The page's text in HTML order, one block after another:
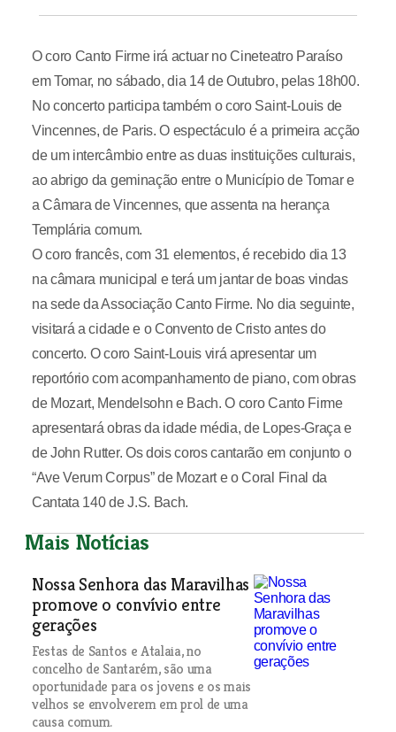
O coro Canto Firme irá actuar no Cineteatro Paraíso
em Tomar, no sábado, dia 14 de Outubro, pelas 18h00.
No concerto participa também o coro Saint-Louis de
Vincennes, de Paris. O espectáculo é a primeira acção
de um intercâmbio entre as duas instituições culturais,
ao abrigo da geminação entre o Município de Tomar e
a Câmara de Vincennes, que assenta na herança
Templária comum.
O coro francês, com 31 elementos, é recebido dia 13
na câmara municipal e terá um jantar de boas vindas
na sede da Associação Canto Firme. No dia seguinte,
visitará a cidade e o Convento de Cristo antes do
concerto. O coro Saint-Louis virá apresentar um
reportório com acompanhamento de piano, com obras
de Mozart, Mendelsohn e Bach. O coro Canto Firme
apresentará obras da idade média, de Lopes-Graça e
de John Rutter. Os dois coros cantarão em conjunto o
“Ave Verum Corpus” de Mozart e o Coral Final da
Cantata 140 de J.S. Bach.
Mais Notícias
Nossa Senhora das Maravilhas
promove o convívio entre
gerações
Festas de Santos e Atalaia, no
concelho de Santarém, são uma
oportunidade para os jovens e os mais
velhos se envolverem em prol de uma
causa comum.